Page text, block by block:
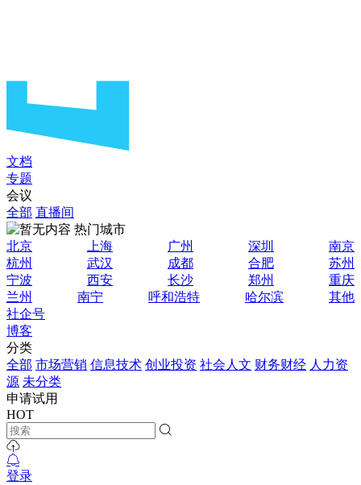
文档
专题
会议
全部 直播间
热门城市
北京
上海 广州 深圳
南京
杭州
武汉 成都 合肥
苏州
宁波
西安 长沙 郑州
重庆
兰州
南宁 呼和浩特 哈尔滨
其他
社企号
博客
分类
全部 市场营销 信息技术 创业投资 社会人文 财务财经 人力资
源 未分类
申请试用
HOT
登录